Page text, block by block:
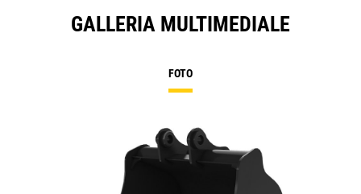
GALLERIA MULTIMEDIALE
FOTO